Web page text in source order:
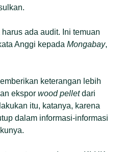
ada audit. Ini temuan
Anggi kepadaMongabay,
keterangan lebih
eksporwood pelletdari
itu, katanya, karena
dalam informasi-informasi